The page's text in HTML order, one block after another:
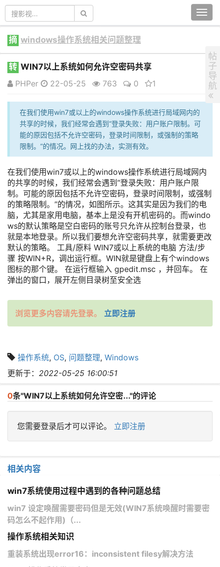
摘 windows操作系统相关问题整理
转 WIN7以上系统如何允许空密码共享
PHPer
22-05-25 763 0 1
在我们使用win7或以上的windows操作系统进行局域网内的
共享的时候，我们经常会遇到“登录失败：用户账户限制。可
能的原因包括不允许空密码，登录时间限制，或强制的策略
限制。”的情况。网上找的办法，实测有效。
在我们使用win7或以上的windows操作系统进行局域网内
的共享的时候，我们经常会遇到“登录失败：用户账户限
制。可能的原因包括不允许空密码，登录时间限制，或强制
的策略限制。”的情况，如图所示。这其实是因为我们的电
脑，尤其是家用电脑，基本上是没有开机密码的。而windo
ws的默认策略是空白密码的账号只允许从控制台登录，也
就是本地登录。所以我们要想允许空密码共享，就需要更改
默认的策略。 工具/原料 WIN7或以上系统的电脑 方法/步
骤 按WIN+R，调出运行框。WIN就是键盘上有个windows
图标的那个键。 在运行框输入 gpedit.msc ，并回车。 在
弹出的窗口，展开左侧目录树至安全选
浏览更多内容请先登录。 立即注册
操作系统, OS, 问题整理, Windows
更新于： 2022-05-25 16:00:51
0条"WIN7以上系统如何允许空密..."的评论
您需要登录后才可以评论。 立即注册
相关内容
win7系统使用过程中遇到的各种问题总结
win7 设定唤醒需要密码但是无效(​WIN7系统唤醒时需要密
码怎么不起作用)（...
操作系统相关知识
重装系统出现error16：inconsistent filesy解决方法
帖
子
导
航